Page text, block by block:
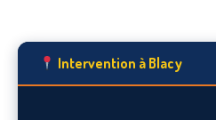
Intervention à Blacy